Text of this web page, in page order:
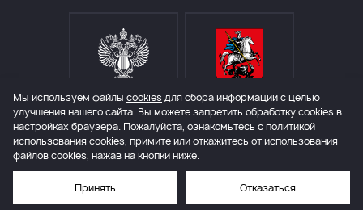
МИНИСТЕРСТВО КУЛЬТУРЫ
РОССИЙСКОЙ ФЕДЕРАЦИИ
ДЕПАРТАМЕНТ КУЛЬТУРЫ
ГОРОДА МОСКВЫ
© 2006 – 2026 Международный театральный фестиваль им. А.П.Чехова
Политика конфиденциальности
Разработка сайта — компания «Факт»
Мы используем файлы cookies для сбора информации с целью
улучшения нашего сайта. Вы можете запретить обработку сookies в
настройках браузера. Пожалуйста, ознакомьтесь с политикой
использования cookies, примите или откажитесь от использования
файлов cookies, нажав на кнопки ниже.